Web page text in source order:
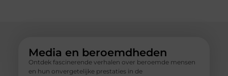
Media en beroemdheden
Ontdek fascinerende verhalen over beroemde mensen
en hun onvergetelijke prestaties in de